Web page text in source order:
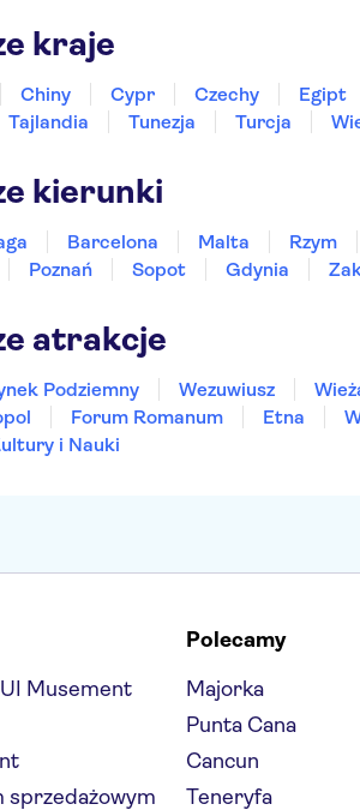
kraje
Chiny Cypr Czechy Egipt
Tajlandia Tunezja Turcja
kierunki
Barcelona Malta Rzym
Poznań Sopot Gdynia
atrakcje
Podziemny Wezuwiusz
Forum Romanum Etna
i Nauki
Musement
Polecamy
Majorka
Punta Cana
Cancun
Teneryfa